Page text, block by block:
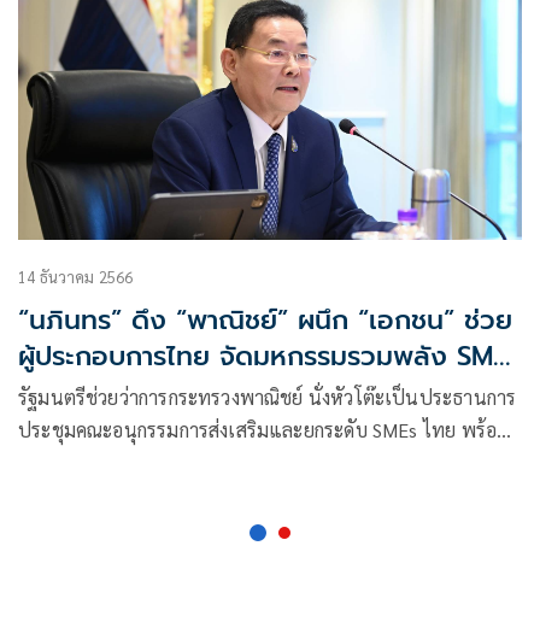
14 ธันวาคม 2566
“นภินทร” ดึง “พาณิชย์” ผนึก “เอกชน” ช่วย
ผู้ประกอบการไทย จัดมหกรรมรวมพลัง SMEs
ไทย ช่วง ปลายมี.ค. 67
รัฐมนตรีช่วยว่าการกระทรวงพาณิชย์ นั่งหัวโต๊ะเป็นประธานการ
ประชุมคณะอนุกรรมการส่งเสริมและยกระดับ SMEs ไทย พร้อมผู้